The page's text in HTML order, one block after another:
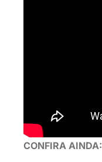
CONFIRA AINDA: